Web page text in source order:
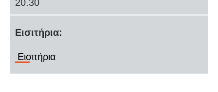
20.30
Εισιτήρια:
Εισιτήρια